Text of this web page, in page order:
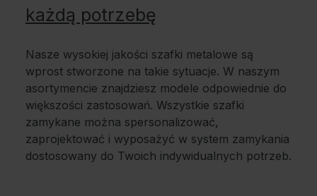
każdą potrzebę
Nasze wysokiej jakości szafki metalowe są
wprost stworzone na takie sytuacje. W naszym
asortymencie znajdziesz modele odpowiednie do
większości zastosowań. Wszystkie szafki
zamykane można spersonalizować,
zaprojektować i wyposażyć w system zamykania
dostosowany do Twoich indywidualnych potrzeb.